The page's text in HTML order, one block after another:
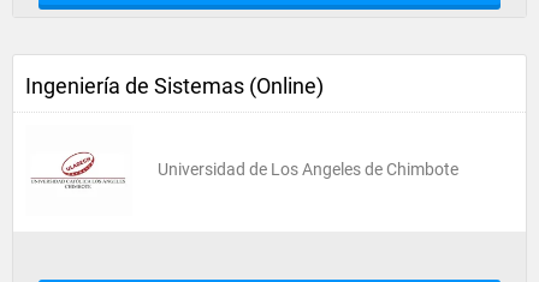
Ingeniería de Sistemas (Online)
Universidad de Los Angeles de Chimbote